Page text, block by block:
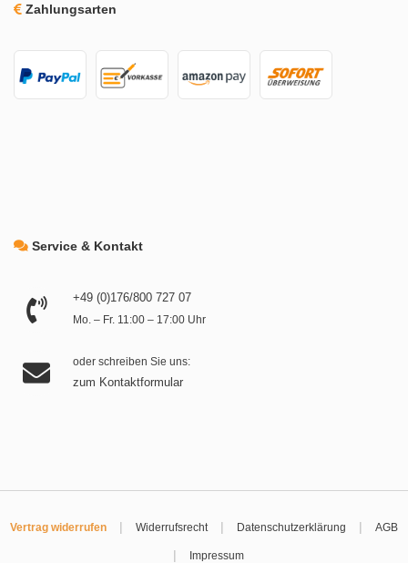
Zahlungsarten
Service & Kontakt
+49 (0)176/800 727 07
Mo. – Fr. 11:00 – 17:00 Uhr
oder schreiben Sie uns:
zum Kontaktformular
Vertrag widerrufen | Widerrufsrecht | Datenschutzerklärung | AGB
| Impressum